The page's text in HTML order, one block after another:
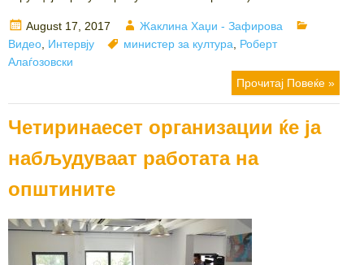
Posted
on
August 17, 2017 Author
Жаклина Хаџи - Зафирова
Видео Интервју Tags
министер за култура
Роберт
Алаѓозовски
Прочитај Повеќе »
Четиринаесет организации ќе ја
набљудуваат работата на
општините